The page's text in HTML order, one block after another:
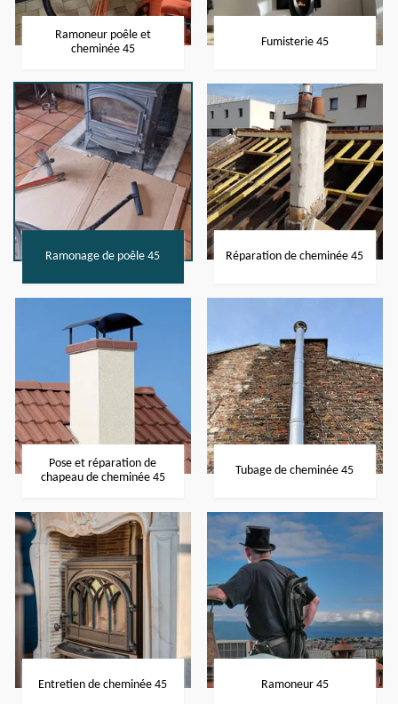
Ramoneur poêle et
cheminée 45
Fumisterie 45
Ramonage de poêle 45 Réparation de cheminée 45
Pose et réparation de
chapeau de cheminée 45
Tubage de cheminée 45
Entretien de cheminée 45 Ramoneur 45